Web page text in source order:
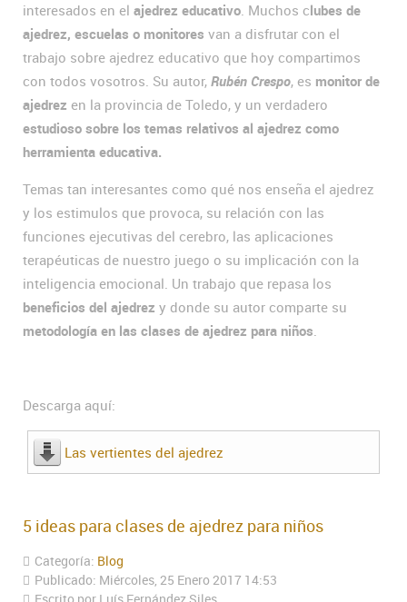
interesados en el ajedrez educativo. Muchos clubes de
ajedrez, escuelas o monitores van a disfrutar con el
trabajo sobre ajedrez educativo que hoy compartimos
con todos vosotros. Su autor, Rubén Crespo, es monitor de
ajedrez en la provincia de Toledo, y un verdadero
estudioso sobre los temas relativos al ajedrez como
herramienta educativa.
Temas tan interesantes como qué nos enseña el ajedrez
y los estimulos que provoca, su relación con las
funciones ejecutivas del cerebro, las aplicaciones
terapéuticas de nuestro juego o su implicación con la
inteligencia emocional. Un trabajo que repasa los
beneficios del ajedrez y donde su autor comparte su
metodología en las clases de ajedrez para niños.
Descarga aquí:
Las vertientes del ajedrez
5 ideas para clases de ajedrez para niños
Categoría: Blog
Publicado: Miércoles, 25 Enero 2017 14:53